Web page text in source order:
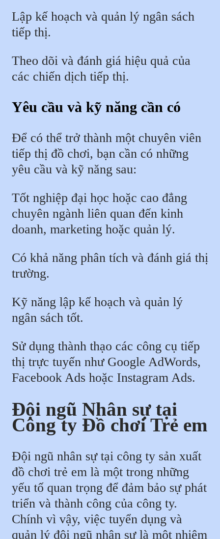
Lập kế hoạch và quản lý ngân sách
tiếp thị.
Theo dõi và đánh giá hiệu quả của
các chiến dịch tiếp thị.
Yêu cầu và kỹ năng cần có
Để có thể trở thành một chuyên viên
tiếp thị đồ chơi, bạn cần có những
yêu cầu và kỹ năng sau:
Tốt nghiệp đại học hoặc cao đẳng
chuyên ngành liên quan đến kinh
doanh, marketing hoặc quản lý.
Có khả năng phân tích và đánh giá thị
trường.
Kỹ năng lập kế hoạch và quản lý
ngân sách tốt.
Sử dụng thành thạo các công cụ tiếp
thị trực tuyến như Google AdWords,
Facebook Ads hoặc Instagram Ads.
Đội ngũ Nhân sự tại
Công ty Đồ chơi Trẻ em
Đội ngũ nhân sự tại công ty sản xuất
đồ chơi trẻ em là một trong những
yếu tố quan trọng để đảm bảo sự phát
triển và thành công của công ty.
Chính vì vậy, việc tuyển dụng và
quản lý đội ngũ nhân sự là một nhiệm